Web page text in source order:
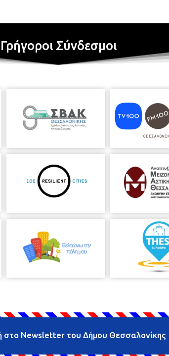
Γρήγοροι Σύνδεσμοι
στο Newsletter του Δήμου Θεσσαλονίκης